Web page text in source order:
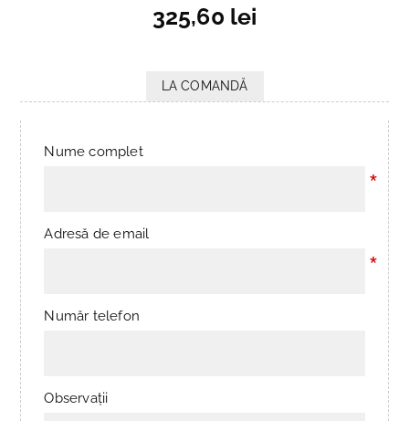
325,60 lei
LA COMANDĂ
Nume complet
*
Adresă de email
*
Număr telefon
Observații